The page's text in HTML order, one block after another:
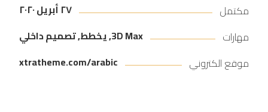
مكتمل
٢٧ أبريل ٢٠٢٠
مهارات
3D Max, يخطط, تصميم داخلي
موقع الكتروني
xtratheme.com/arabic